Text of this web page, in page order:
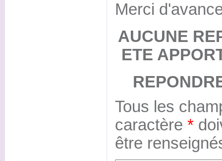
Merci
AUCUNE
ETE
Tous les
caractère *
être